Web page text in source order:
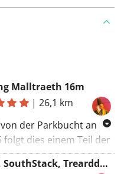
Malltraeth 16m
|26,1 km
der Parkbucht an
folgt dies einem Teil der
Route von
Rhosneigr, zielt
Holyhead nach Holy Island, SouthStack, Trearddur Bay, Rhoscolyn 18m